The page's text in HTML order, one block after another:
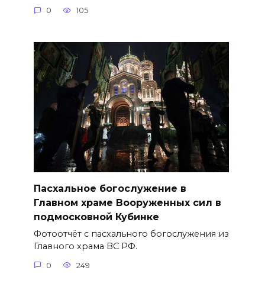
0 105
Пасхальное богослужение в
Главном храме Вооруженных сил в
подмосковной Кубинке
Фотоотчёт с пасхального богослужения из
Главного храма ВС РФ.
0 249